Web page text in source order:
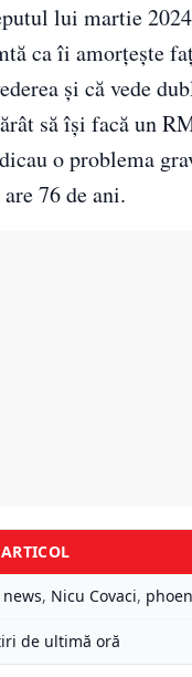
lui martie
ca îi amorțește
și că vede
să își facă un
o problema
76 de ani.
, Nicu Covaci,
de ultimă oră